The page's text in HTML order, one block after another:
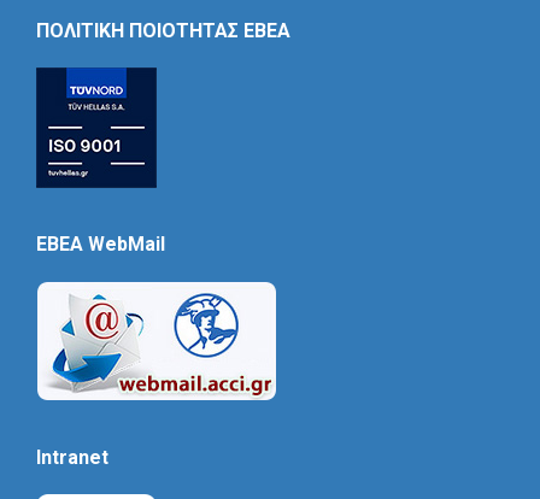
ΠΟΛΙΤΙΚΗ ΠΟΙΟΤΗΤΑΣ ΕΒΕΑ
EBEA WebMail
Intranet